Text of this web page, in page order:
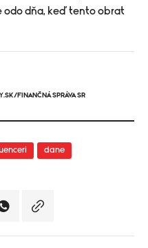
dňa, keď tento obrat
FINANČNÁ SPRÁVA SR
dane